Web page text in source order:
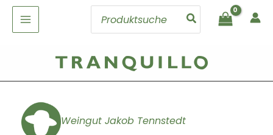
Inhalt
springen
Search
Weingut Jakob Tennstedt